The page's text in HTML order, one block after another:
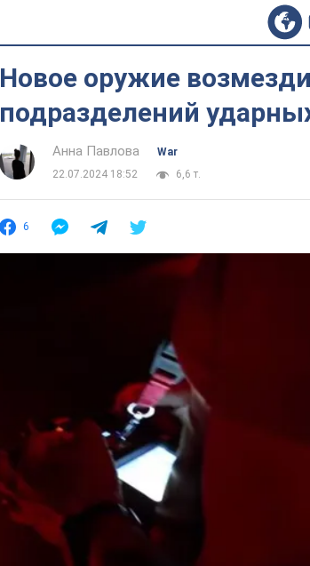
Новое оружие
подразделений
Анна Павлова
War
22.07.2024 18:52
6,6 т.
6